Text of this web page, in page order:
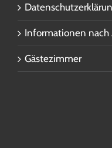
Informationen nach
Gästezimmer